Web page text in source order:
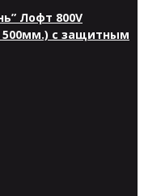
Лофт 800V
с защитным